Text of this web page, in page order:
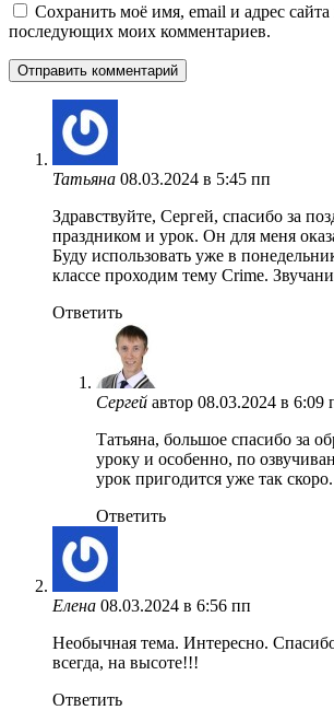
Сохранить моё имя, email и адрес сайта
последующих моих комментариев.
Татьяна 08.03.2024 в 5:45 пп
Здравствуйте, Сергей, спасибо за
праздником и урок. Он для меня
Буду использовать уже в
классе проходим тему Crime.
Ответить
Сергей автор 08.03.2024 в 6:09
Татьяна, большое спасибо за
уроку и особенно, по
урок пригодится уже так скоро.
Ответить
Елена 08.03.2024 в 6:56 пп
Необычная тема. Интересно.
всегда, на высоте!!!
Ответить